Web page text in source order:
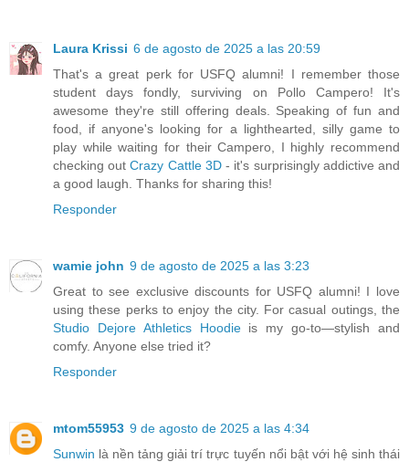
Laura Krissi 6 de agosto de 2025 a las 20:59
That's a great perk for USFQ alumni! I remember those
student days fondly, surviving on Pollo Campero! It's
awesome they're still offering deals. Speaking of fun and
food, if anyone's looking for a lighthearted, silly game to
play while waiting for their Campero, I highly recommend
checking outCrazy Cattle 3D- it's surprisingly addictive and
a good laugh. Thanks for sharing this!
Responder
wamie john 9 de agosto de 2025 a las 3:23
Great to see exclusive discounts for USFQ alumni! I love
using these perks to enjoy the city. For casual outings, the
Studio Dejore Athletics Hoodieis my go-to—stylish and
comfy. Anyone else tried it?
Responder
mtom55953 9 de agosto de 2025 a las 4:34
Sunwin là nền tảng giải trí trực tuyến nổi bật với hệ sinh thái